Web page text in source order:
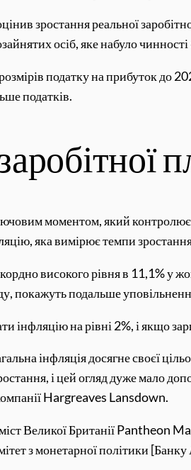
зростання реальної
осіб, яке набуло
податку на прибуток до
податків.
моментом, який
яка вимірює темпи
високого рівня в 11,1% у
покажуть подальше
інфляцію на рівні 2%, і якщо
інфляція досягне своєї
і цей огляд дуже мало
Hargreaves Lansdown.
Великої Британії Pantheon
з монетарної політики